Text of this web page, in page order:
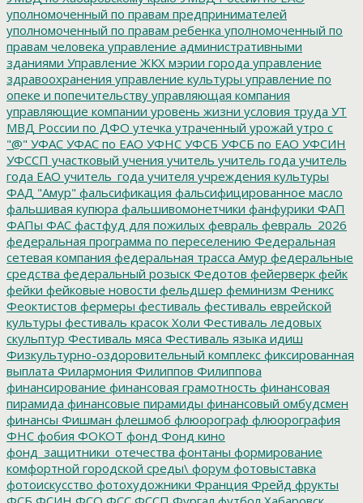
уполномоченный по правам предпринимателей
уполномоченный по правам ребенка уполномоченный по
правам человека управление административными
зданиями Управление ЖКХ мэрии города управление
здравоохранения управление культуры управление по
опеке и попечительству управляющая компания
управляющие компании уровень жизни условия труда УТ
МВД России по ДФО утечка утраченный урожай утро с
"@" УФАС УФАС по ЕАО УФНС УФСБ УФСБ по ЕАО УФСИН
УФССП участковый учения учитель учитель года учитель
года ЕАО учитель_года учителя учреждения культуры
ФАД "Амур" фальсификация фальсифицированное масло
фальшивая купюра фальшивомонетчики фанфурики ФАП
ФАПы ФАС фастфуд для пожилых февраль февраль_2026
федеральная программа по переселению Федеральная
сетевая компания федеральная трасса Амур федеральные
средства федеральный розыск Федотов фейерверк фейк
фейки фейковые новости фельдшер феминизм Феникс
Феоктистов фермеры фестиваль фестиваль еврейской
культуры фестиваль красок Холи Фестиваль ледовых
скульптур Фестиваль мяса Фестиваль языка идиш
Физкультурно-оздоровительный комплекс фиксированная
выплата Филармония Филиппов Филиппова
финансирование финансовая грамотность финансовая
пирамида финансовые пирамиды финансовый омбудсмен
финансы Фишман флешмоб флюорограф флюорография
ФНС фобия ФОКОТ фонд Фонд кино
фонд_защитники_отечества фонтаны формирование
комфортной городской среды\ форум фотовыставка
фотоискусство фотохудожники Франция Фрейд фрукты